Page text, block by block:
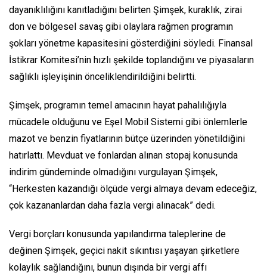
dayanıklılığını kanıtladığını belirten Şimşek, kuraklık, zirai
don ve bölgesel savaş gibi olaylara rağmen programın
şokları yönetme kapasitesini gösterdiğini söyledi. Finansal
İstikrar Komitesi’nin hızlı şekilde toplandığını ve piyasaların
sağlıklı işleyişinin önceliklendirildiğini belirtti.
Şimşek, programın temel amacının hayat pahalılığıyla
mücadele olduğunu ve Eşel Mobil Sistemi gibi önlemlerle
mazot ve benzin fiyatlarının bütçe üzerinden yönetildiğini
hatırlattı. Mevduat ve fonlardan alınan stopaj konusunda
indirim gündeminde olmadığını vurgulayan Şimşek,
“Herkesten kazandığı ölçüde vergi almaya devam edeceğiz,
çok kazananlardan daha fazla vergi alınacak” dedi.
Vergi borçları konusunda yapılandırma taleplerine de
değinen Şimşek, geçici nakit sıkıntısı yaşayan şirketlere
kolaylık sağlandığını, bunun dışında bir vergi affı